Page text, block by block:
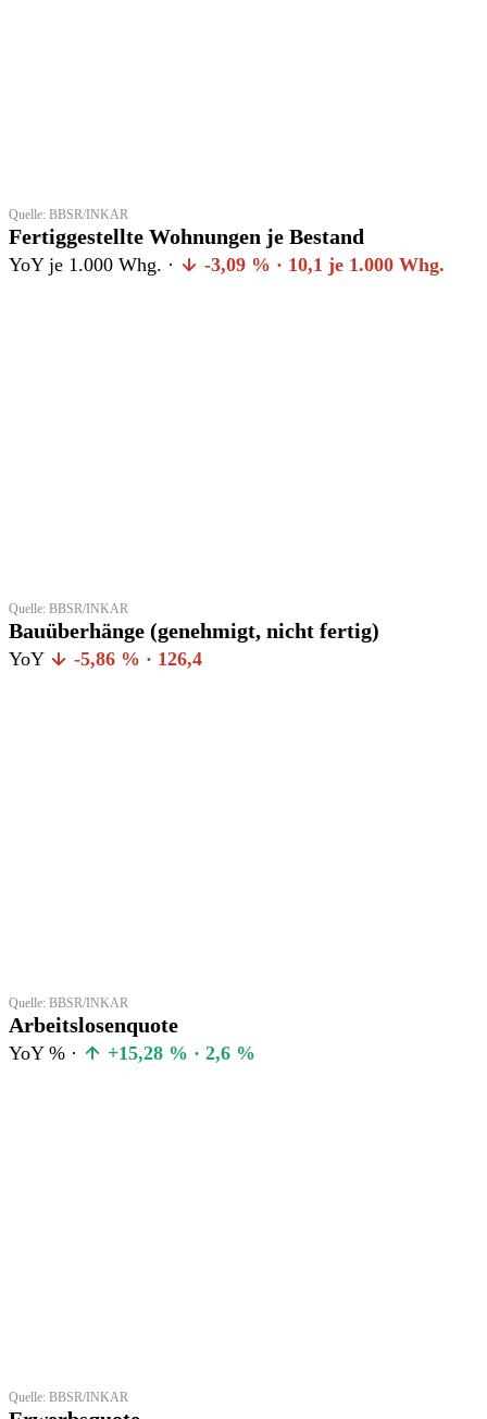
Quelle: BBSR/INKAR
Fertiggestellte Wohnungen je Bestand
YoY je 1.000 Whg. · -3,09 % · 10,1 je 1.000 Whg.
Quelle: BBSR/INKAR
Bauüberhänge (genehmigt, nicht fertig)
YoY -5,86 % · 126,4
Quelle: BBSR/INKAR
Arbeitslosenquote
YoY % · +15,28 % · 2,6 %
Quelle: BBSR/INKAR